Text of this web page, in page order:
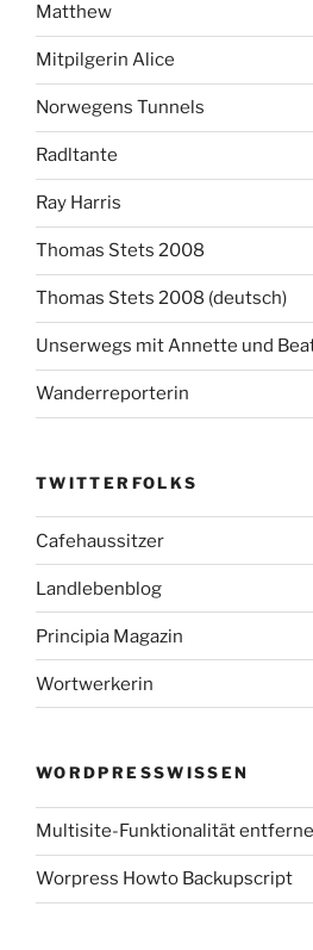
Matthew
Mitpilgerin Alice
Norwegens Tunnels
Radltante
Ray Harris
Thomas Stets 2008
Thomas Stets 2008 (deutsch)
Unserwegs mit Annette und
Wanderreporterin
TWITTERFOLKS
Cafehaussitzer
Landlebenblog
Principia Magazin
Wortwerkerin
WORDPRESSWISSEN
Multisite-Funktionalität
Worpress Howto Backupscript